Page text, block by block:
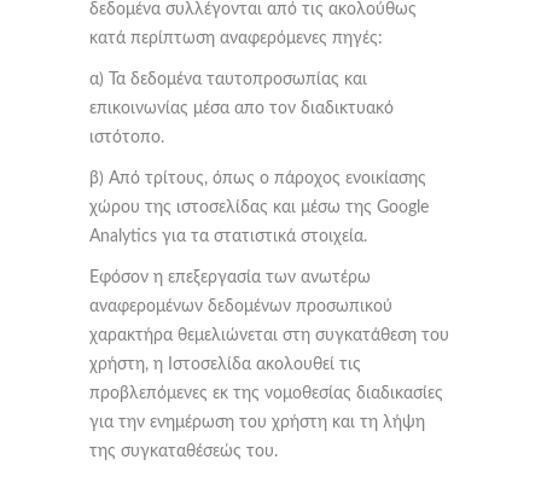
δεδομένα συλλέγονται από τις ακολούθως
κατά περίπτωση αναφερόμενες πηγές:
α) Τα δεδομένα ταυτοπροσωπίας και
επικοινωνίας μέσα απο τον διαδικτυακό
ιστότοπο.
β) Από τρίτους, όπως ο πάροχος ενοικίασης
χώρου της ιστοσελίδας και μέσω της Google
Analytics για τα στατιστικά στοιχεία.
Εφόσον η επεξεργασία των ανωτέρω
αναφερομένων δεδομένων προσωπικού
χαρακτήρα θεμελιώνεται στη συγκατάθεση του
χρήστη, η Ιστοσελίδα ακολουθεί τις
προβλεπόμενες εκ της νομοθεσίας διαδικασίες
για την ενημέρωση του χρήστη και τη λήψη
της συγκαταθέσεώς του.